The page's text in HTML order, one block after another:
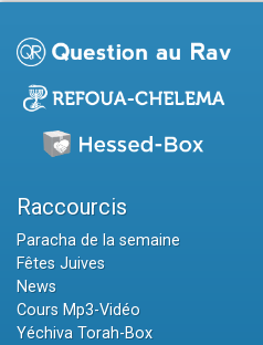
Raccourcis
Paracha de la semaine
Fêtes Juives
News
Cours Mp3-Vidéo
Yéchiva Torah-Box